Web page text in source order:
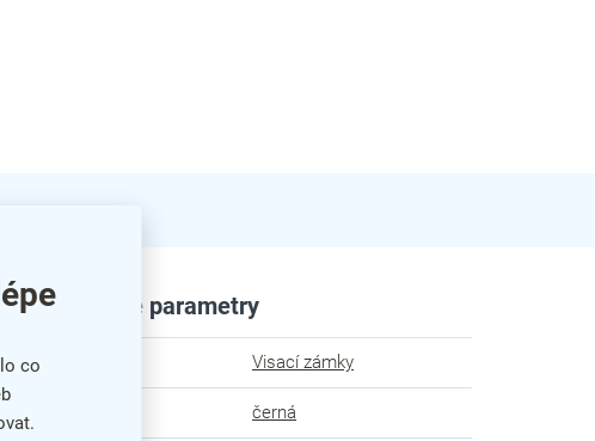
co
Doplňkové parametry
Kategorie Visací zámky
černá